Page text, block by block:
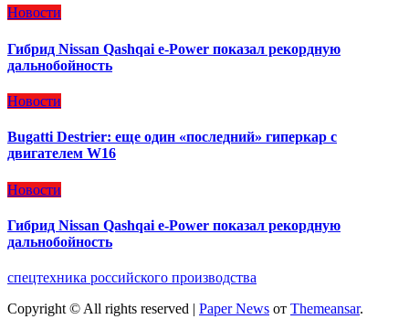
Новости
Гибрид Nissan Qashqai e-Power показал рекордную
дальнобойность
Новости
Bugatti Destrier: еще один «последний» гиперкар с
двигателем W16
Новости
Гибрид Nissan Qashqai e-Power показал рекордную
дальнобойность
спецтехника российского производства
Copyright © All rights reserved | Paper News от Themeansar.